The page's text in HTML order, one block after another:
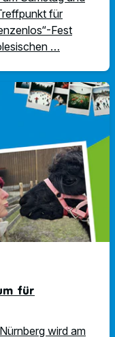
für
Fest
…
für
wird am